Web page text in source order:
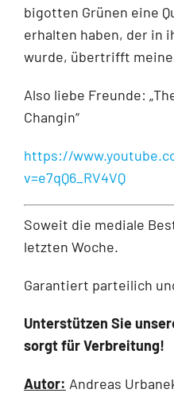
bigotten Grünen eine
erhalten haben, der in
wurde, übertrifft
Also liebe Freunde:
Changin“
https://
v=e7qQ6_RV4VQ
Soweit die mediale
letzten Woche.
Garantiert parteilich
Unterstützen Sie
sorgt für Verbreitung!
Autor: Andreas